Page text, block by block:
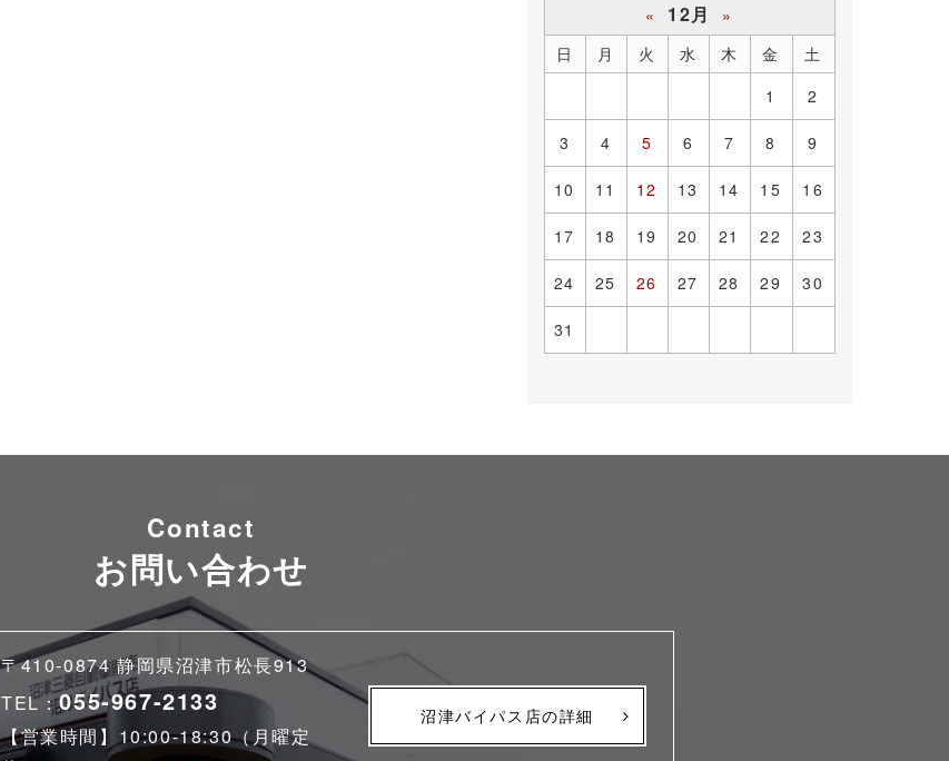
« 12月
»
日
月 火 水 木 金
土
1
2
3 4 5 6 7 8 9
10 11 12 13 14 15 16
17 18 19 20 21 22 23
24 25 26 27 28 29 30
31
Contact
お問い合わせ
〒410-0874 静岡県沼津市松長913
TEL：055-967-2133
【営業時間】10:00-18:30（月曜定
沼津バイパス店の詳細